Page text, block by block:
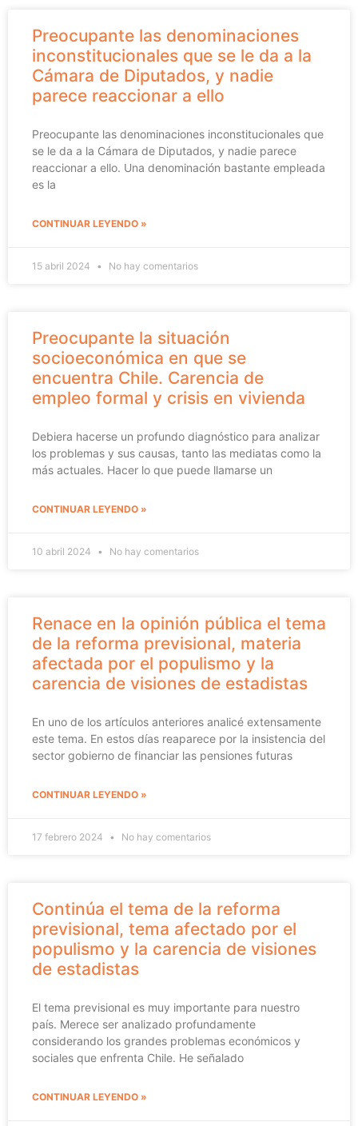
Preocupante las denominaciones
inconstitucionales que se le da a la
Cámara de Diputados, y nadie
parece reaccionar a ello
Preocupante las denominaciones inconstitucionales que
se le da a la Cámara de Diputados, y nadie parece
reaccionar a ello. Una denominación bastante empleada
es la
CONTINUAR LEYENDO »
15 abril 2024 No hay comentarios
Preocupante la situación
socioeconómica en que se
encuentra Chile. Carencia de
empleo formal y crisis en vivienda
Debiera hacerse un profundo diagnóstico para analizar
los problemas y sus causas, tanto las mediatas como la
más actuales. Hacer lo que puede llamarse un
CONTINUAR LEYENDO »
10 abril 2024 No hay comentarios
Renace en la opinión pública el tema
de la reforma previsional, materia
afectada por el populismo y la
carencia de visiones de estadistas
En uno de los artículos anteriores analicé extensamente
este tema. En estos días reaparece por la insistencia del
sector gobierno de financiar las pensiones futuras
CONTINUAR LEYENDO »
17 febrero 2024 No hay comentarios
Continúa el tema de la reforma
previsional, tema afectado por el
populismo y la carencia de visiones
de estadistas
El tema previsional es muy importante para nuestro
país. Merece ser analizado profundamente
considerando los grandes problemas económicos y
sociales que enfrenta Chile. He señalado
CONTINUAR LEYENDO »